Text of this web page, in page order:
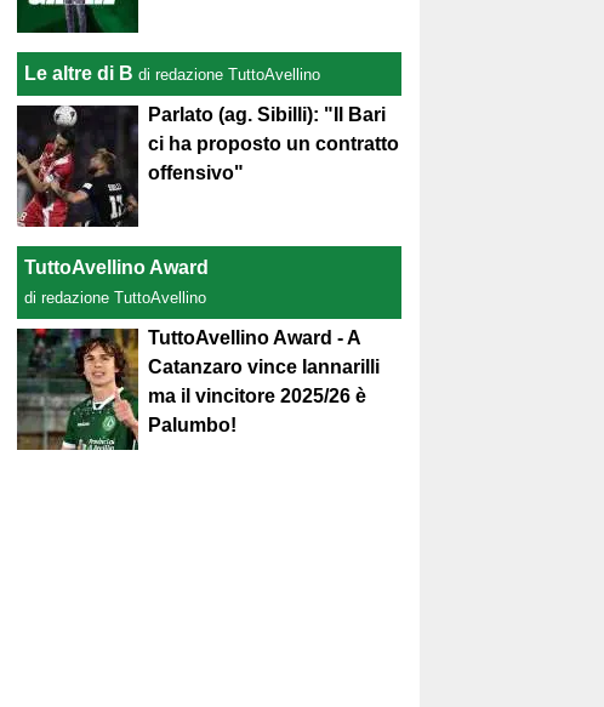
Le altre di B di redazione TuttoAvellino
Parlato (ag. Sibilli): "Il Bari
ci ha proposto un contratto
offensivo"
TuttoAvellino Award
di redazione TuttoAvellino
TuttoAvellino Award - A
Catanzaro vince Iannarilli
ma il vincitore 2025/26 è
Palumbo!